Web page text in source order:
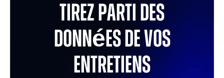
Tirez parti des
données de vos
entretiens